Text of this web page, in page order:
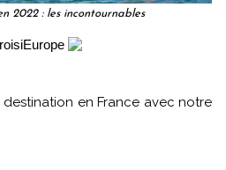
2022 : les incontournables
en France avec notre